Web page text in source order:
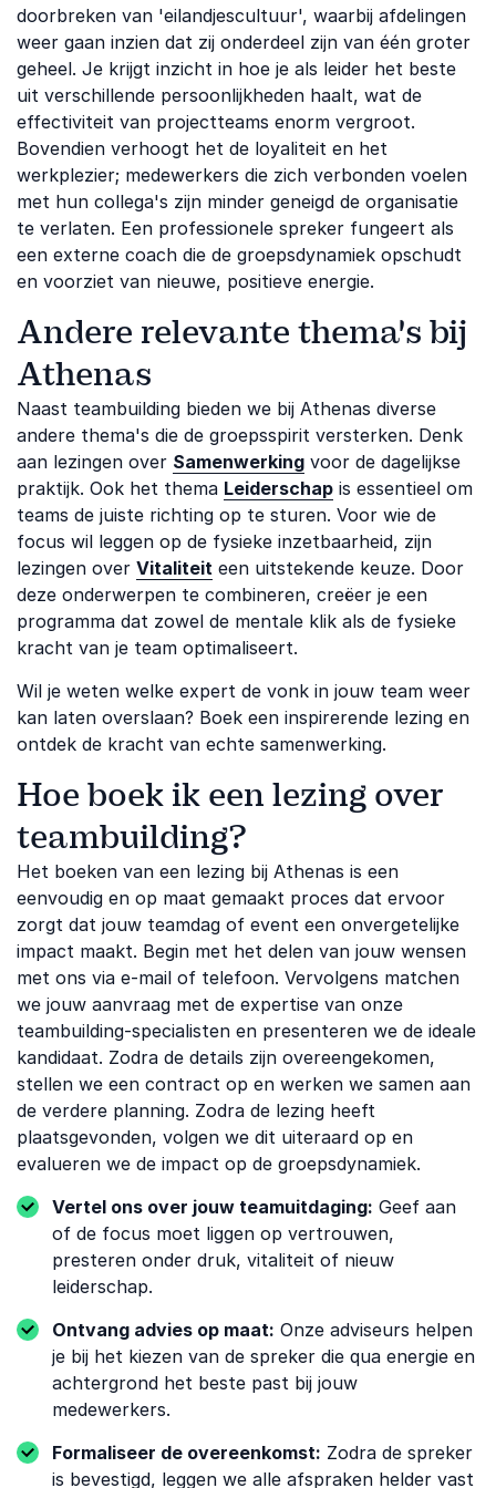
doorbreken van 'eilandjescultuur', waarbij afdelingen
weer gaan inzien dat zij onderdeel zijn van één groter
geheel. Je krijgt inzicht in hoe je als leider het beste
uit verschillende persoonlijkheden haalt, wat de
effectiviteit van projectteams enorm vergroot.
Bovendien verhoogt het de loyaliteit en het
werkplezier; medewerkers die zich verbonden voelen
met hun collega's zijn minder geneigd de organisatie
te verlaten. Een professionele spreker fungeert als
een externe coach die de groepsdynamiek opschudt
en voorziet van nieuwe, positieve energie.
Andere relevante thema's bij
Athenas
Naast teambuilding bieden we bij Athenas diverse
andere thema's die de groepsspirit versterken. Denk
aan lezingen over Samenwerking voor de dagelijkse
praktijk. Ook het thema Leiderschap is essentieel om
teams de juiste richting op te sturen. Voor wie de
focus wil leggen op de fysieke inzetbaarheid, zijn
lezingen over Vitaliteit een uitstekende keuze. Door
deze onderwerpen te combineren, creëer je een
programma dat zowel de mentale klik als de fysieke
kracht van je team optimaliseert.
Wil je weten welke expert de vonk in jouw team weer
kan laten overslaan? Boek een inspirerende lezing en
ontdek de kracht van echte samenwerking.
Hoe boek ik een lezing over
teambuilding?
Het boeken van een lezing bij Athenas is een
eenvoudig en op maat gemaakt proces dat ervoor
zorgt dat jouw teamdag of event een onvergetelijke
impact maakt. Begin met het delen van jouw wensen
met ons via e-mail of telefoon. Vervolgens matchen
we jouw aanvraag met de expertise van onze
teambuilding-specialisten en presenteren we de ideale
kandidaat. Zodra de details zijn overeengekomen,
stellen we een contract op en werken we samen aan
de verdere planning. Zodra de lezing heeft
plaatsgevonden, volgen we dit uiteraard op en
evalueren we de impact op de groepsdynamiek.
Vertel ons over jouw teamuitdaging: Geef aan
of de focus moet liggen op vertrouwen,
presteren onder druk, vitaliteit of nieuw
leiderschap.
Ontvang advies op maat: Onze adviseurs helpen
je bij het kiezen van de spreker die qua energie en
achtergrond het beste past bij jouw
medewerkers.
Formaliseer de overeenkomst: Zodra de spreker
is bevestigd, leggen we alle afspraken helder vast